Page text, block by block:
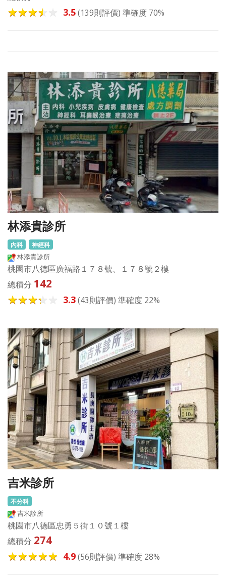
3.5(139則評價) 準確度 70%
林添貴診所
內科 神經科
林添貴診所
桃園市八德區廣福路１７８號、１７８號２樓
總積分 142
3.3(43則評價) 準確度 22%
吉米診所
不分科
吉米診所
桃園市八德區忠勇５街１０號１樓
總積分 274
4.9(56則評價) 準確度 28%